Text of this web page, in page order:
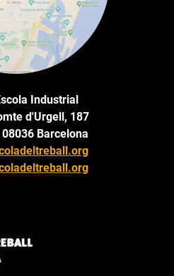
Industrial
d'Urgell, 187
Barcelona